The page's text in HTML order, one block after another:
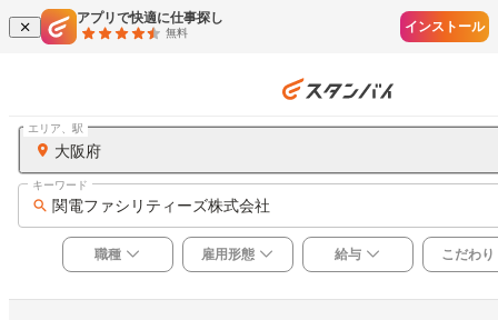
アプリで快適に仕事探し
無料 インストール
大阪府
エリア、駅
関電ファシリティーズ株式会社
キーワード
職種 雇用形態 給与 こだわり